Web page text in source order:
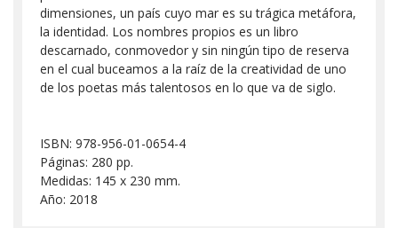
dimensiones, un país cuyo mar es su trágica metáfora,
la identidad. Los nombres propios es un libro
descarnado, conmovedor y sin ningún tipo de reserva
en el cual buceamos a la raíz de la creatividad de uno
de los poetas más talentosos en lo que va de siglo.
ISBN: 978-956-01-0654-4
Páginas: 280 pp.
Medidas: 145 x 230 mm.
Año: 2018